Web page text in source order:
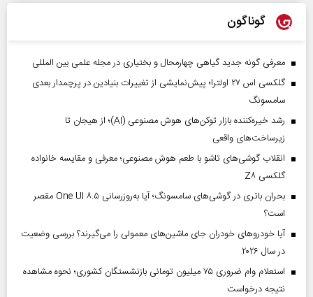
گوناگون
معرفی گونه جدید گیاهی چهارمحال و بختیاری در مجله علمی بین المللی
گلکسی اس ۲۷ اولترا؛ پیش‌نمایشی از تغییرات بنیادین در پرچمدار بعدی
سامسونگ
رشد خیره‌کننده بازار توکن‌های هوش مصنوعی (AI)؛ از هیجان تا
زیرساخت‌های واقعی
انقلاب گوشی‌های تاشو‌ با طعم هوش مصنوعی؛ معرفی و مقایسه خانواده
گلکسی Z۸
بحران باتری در گوشی‌های سامسونگ؛ آیا به‌روزرسانی One UI ۸.۵ مقصر
است؟
آیا خودروهای خودران جای ماشین‌های معمولی را می‌گیرند؟ بررسی وضعیت
در سال ۲۰۲۶
استعلام وام ضروری ۷۵ میلیون تومانی بازنشستگان کشوری؛ نحوه مشاهده
نتیجه درخواست